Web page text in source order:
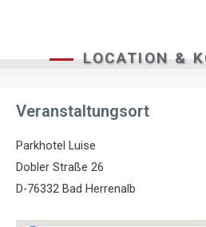
LOCATION &
Veranstaltungsort
Parkhotel Luise
Dobler Straße 26
D-76332 Bad Herrenalb